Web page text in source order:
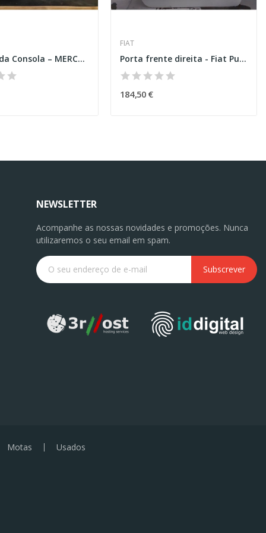
Moldura da Consola – MERCEDES-BENZ GLC (X253)
FIAT
Porta frente direita - Fiat Punto (199_)
184,50 €
NEWSLETTER
Acompanhe as nossas novidades e promoções. Nunca
utilizaremos o seu email em spam.
Subscrever
Motas Usados